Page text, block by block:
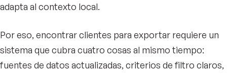
adapta al contexto local.
Por eso, encontrar clientes para exportar requiere un
sistema que cubra cuatro cosas al mismo tiempo:
fuentes de datos actualizadas, criterios de filtro claros,